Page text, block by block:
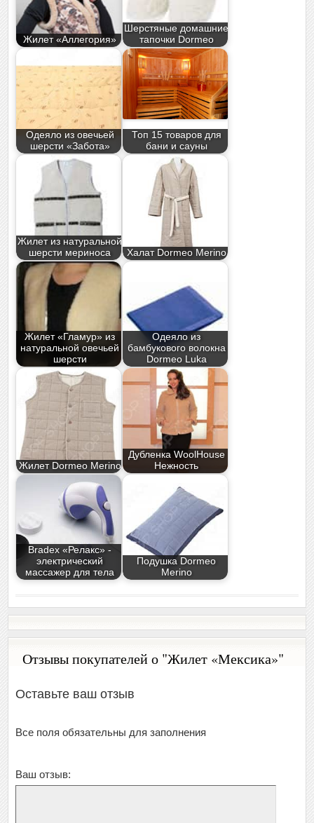
Жилет «Аллегория»
Шерстяные домашние
тапочки Dormeo
Одеяло из овечьей
шерсти «Забота»
Топ 15 товаров для
бани и сауны
Жилет из натуральной
шерсти мериноса
Халат Dormeo Merino
Жилет «Гламур» из
натуральной овечьей
шерсти
Одеяло из
бамбукового волокна
Dormeo Luka
Жилет Dormeo Merino
Дубленка WoolHouse
Нежность
Bradex «Релакс» -
электрический
массажер для тела
Подушка Dormeo
Merino
Отзывы покупателей о "Жилет «Мексика»"
Оставьте ваш отзыв
Все поля обязательны для заполнения
Ваш отзыв: